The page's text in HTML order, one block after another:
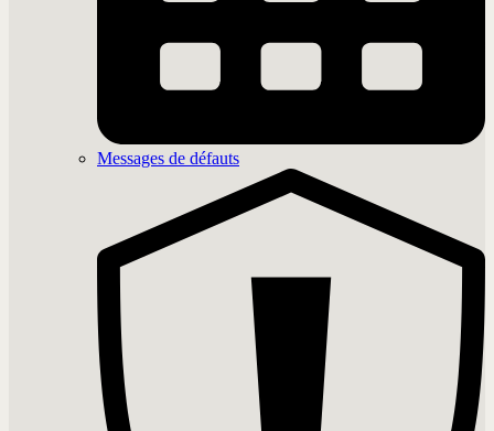
Messages de défauts